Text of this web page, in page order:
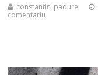
constantin_padure
comentariu